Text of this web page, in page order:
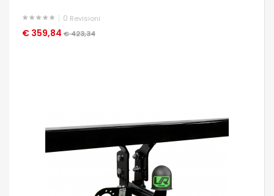
0 Revisioni
€ 359,84 € 423,34
OCCHIATA VELOCE